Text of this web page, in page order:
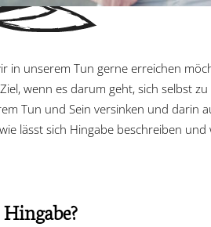
in unserem Tun gerne erreichen
wenn es darum geht, sich selbst
Tun und Sein versinken und darin
lässt sich Hingabe beschreiben